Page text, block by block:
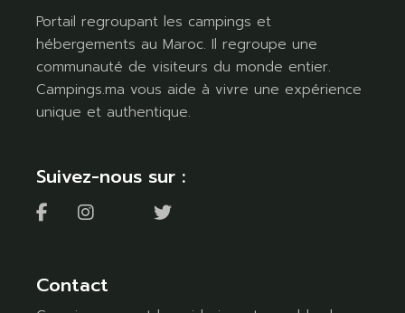
Portail regroupant les campings et
hébergements au Maroc. Il regroupe une
communauté de visiteurs du monde entier.
Campings.ma vous aide à vivre une expérience
unique et authentique.
Suivez-nous sur :
Contact